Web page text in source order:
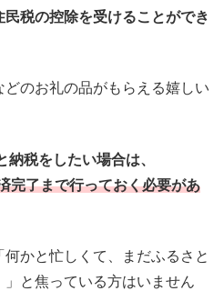
税の控除を受けることができ
のお礼の品がもらえる嬉しい
税をしたい場合は、
完了まで行っておく必要があ
かと忙しくて、まだふるさと
と焦っている方はいません